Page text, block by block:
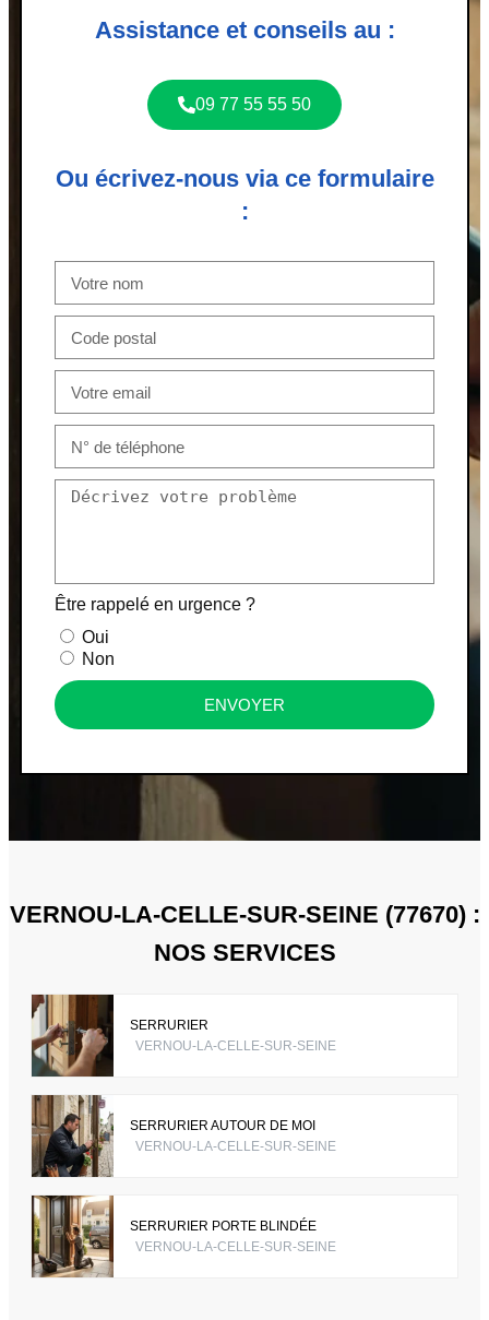
Assistance et conseils au :
09 77 55 55 50
Ou écrivez-nous via ce formulaire
:
Être rappelé en urgence ?
Oui
Non
ENVOYER
VERNOU-LA-CELLE-SUR-SEINE (77670) :
NOS SERVICES
SERRURIER
VERNOU-LA-CELLE-SUR-SEINE
SERRURIER AUTOUR DE MOI
VERNOU-LA-CELLE-SUR-SEINE
SERRURIER PORTE BLINDÉE
VERNOU-LA-CELLE-SUR-SEINE